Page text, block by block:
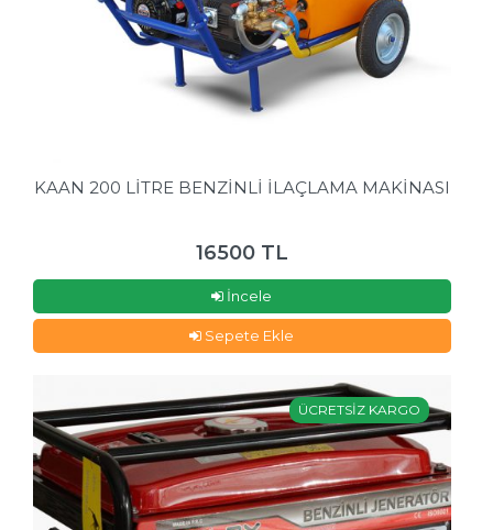
KAAN 200 LİTRE BENZİNLİ İLAÇLAMA MAKİNASI
16500 TL
İncele
Sepete Ekle
ÜCRETSİZ KARGO